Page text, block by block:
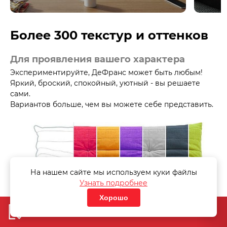
Более 300 текстур и оттенков
Для проявления вашего характера
Экспериментируйте, ДеФранс может быть любым!
Яркий, броский, спокойный, уютный - вы решаете
сами.
Вариантов больше, чем вы можете себе представить.
На нашем сайте мы используем куки файлы
Узнать подробнее
Хорошо